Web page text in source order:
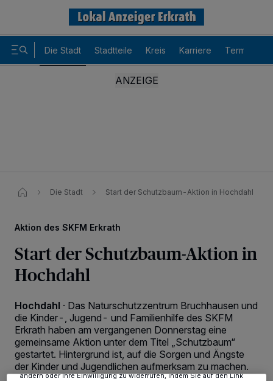
Die Stadt Stadtteile Kreis Karriere Termine
Die Stadt Start der Schutzbaum-Aktion in Hochdahl
Aktion des SKFM Erkrath
Start der Schutzbaum-Aktion in
Hochdahl
Hochdahl · Das Naturschutzzentrum Bruchhausen und
die Kinder-, Jugend- und Familienhilfe des SKFM
Erkrath haben am vergangenen Donnerstag eine
gemeinsame Aktion unter dem Titel „Schutzbaum“
gestartet. Hintergrund ist, auf die Sorgen und Ängste
der Kinder und Jugendlichen aufmerksam zu machen.
personenbezogene Daten wie Browserdaten oder eindeutige
Kennungen auf Ihrem Gerät zu. Durch Auswahl von OK aktivieren Sie
Tracking-Technologien für die unter „Wir und unsere Partner
verarbeiten Daten, um Ihnen Dienste bereitzustellen“ aufgeführten
Zwecke. Wenn Tracker deaktiviert sind, sind manche Inhalte und
Anzeigen möglicherweise nicht mehr so relevant für Sie. Sie können
dieses Menü jederzeit wieder aufrufen, um Ihre Einstellungen zu
ändern oder Ihre Einwilligung zu widerrufen, indem Sie auf den Link